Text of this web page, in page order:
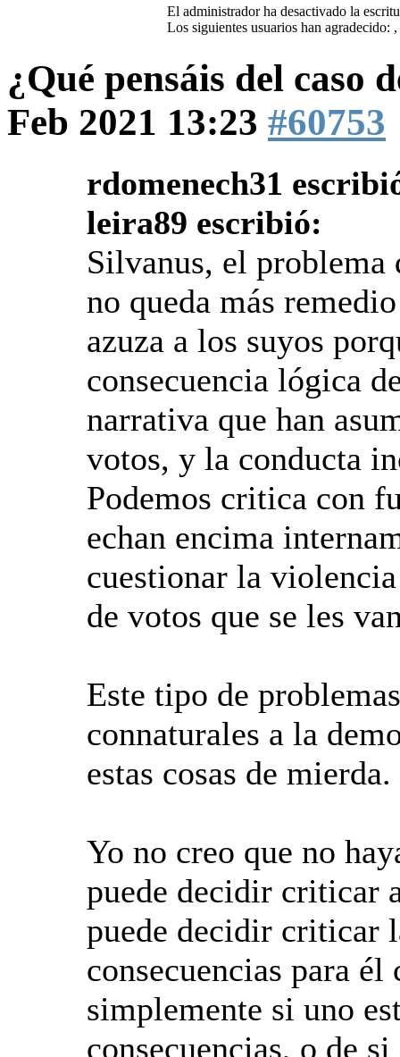
El administrador ha desactivado la
Los siguientes usuarios han agradecido: ,
¿Qué pensáis del caso
Feb 2021 13:23 #60753
rdomenech31
leira89 escribió:
Silvanus, el problema
no queda más
azuza a los suyos
consecuencia lógica
narrativa que han
votos, y la conducta
Podemos critica con
echan encima
cuestionar la
de votos que se les
Este tipo de
connaturales a la
estas cosas de mierda.
Yo no creo que no
puede decidir criticar
puede decidir criticar
consecuencias para
simplemente si uno
consecuencias, o de